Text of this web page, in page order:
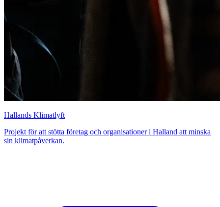
Hallands Klimatlyft
Projekt för att stötta företag och organisationer i Halland att minska
sin klimatpåverkan.